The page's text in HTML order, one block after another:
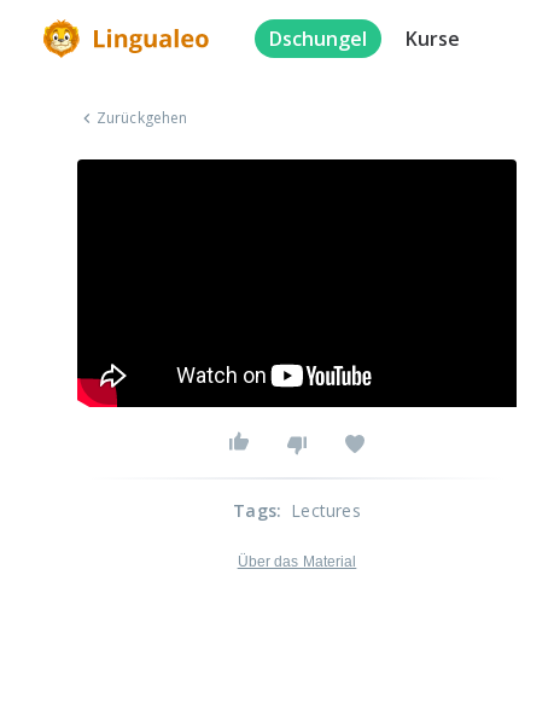
Dschungel Kurse
Zurückgehen
Tags: Lectures
Über das Material